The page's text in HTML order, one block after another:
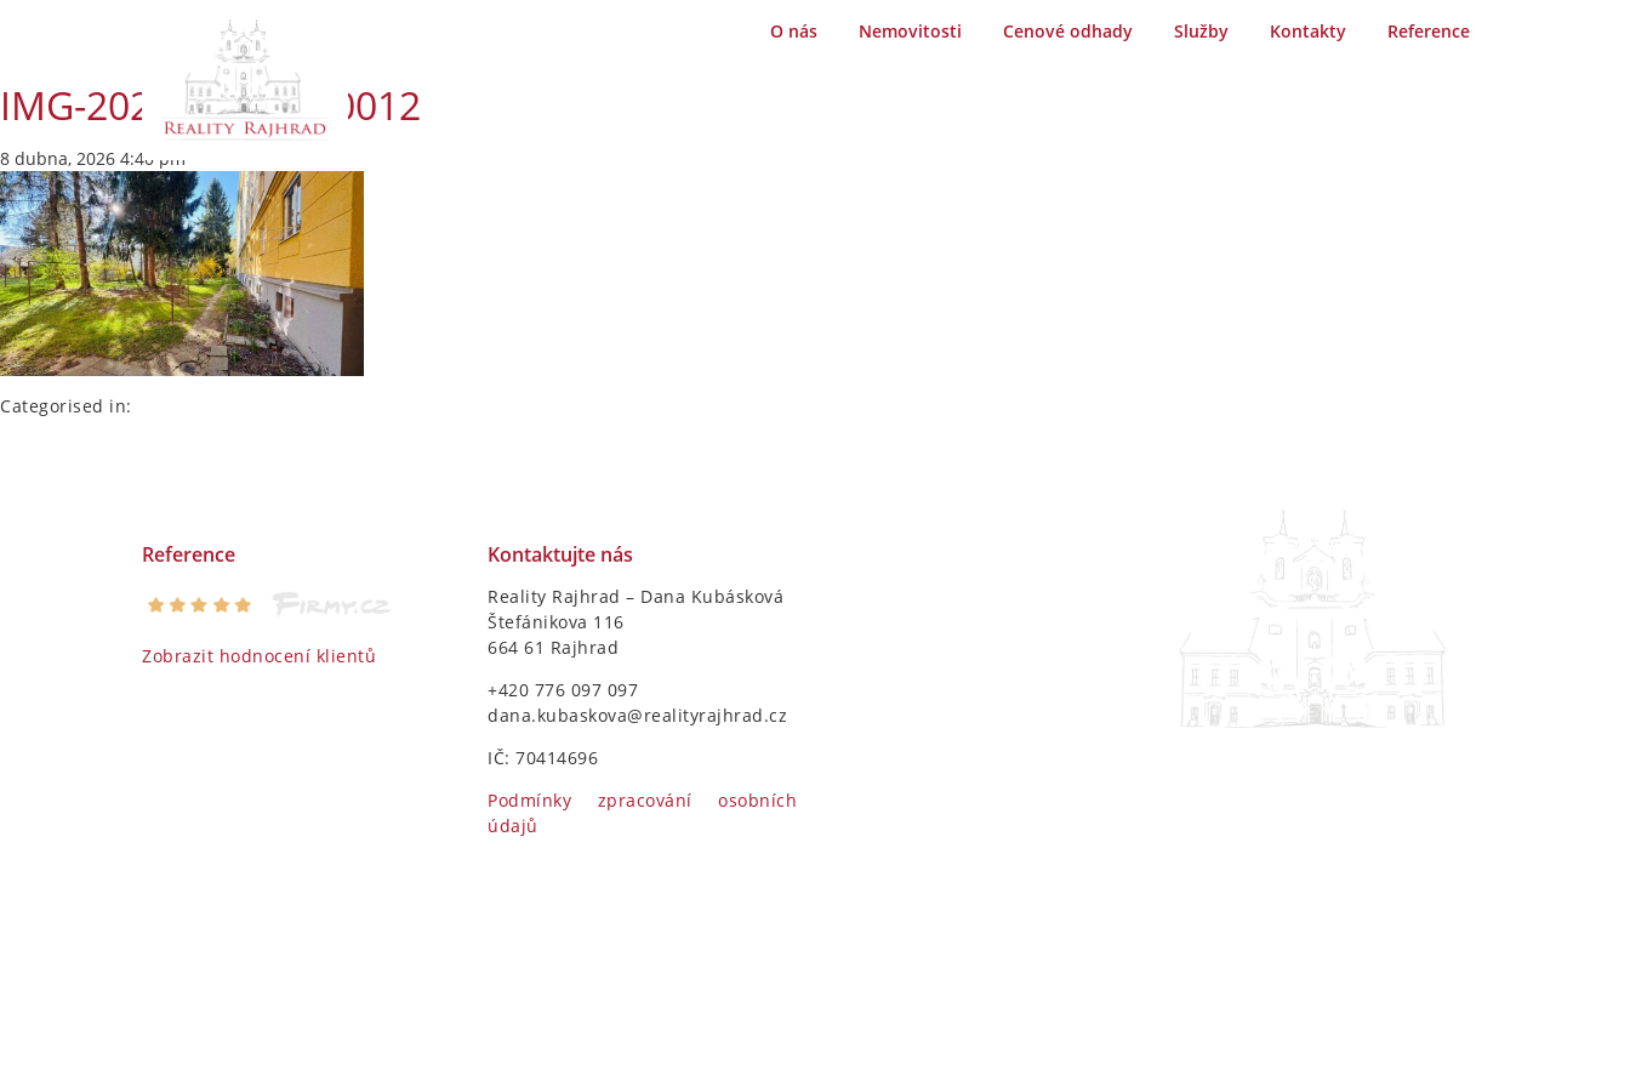
O nás Nemovitosti Cenové odhady Služby Kontakty Reference
IMG-20260408-WA0012
8 dubna, 2026 4:40 pm
Categorised in:
Reference
Zobrazit hodnocení klientů
Kontaktujte nás
Reality Rajhrad – Dana Kubásková
Štefánikova 116
664 61 Rajhrad
+420 776 097 097
dana.kubaskova@realityrajhrad.cz
IČ: 70414696
Podmínky zpracování osobních
údajů